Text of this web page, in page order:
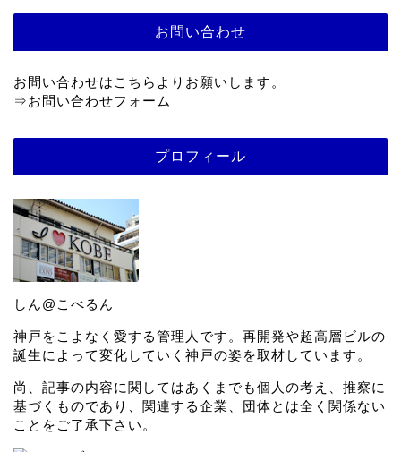
お問い合わせ
お問い合わせはこちらよりお願いします。
⇒お問い合わせフォーム
プロフィール
しん@こべるん
神戸をこよなく愛する管理人です。再開発や超高層ビルの
誕生によって変化していく神戸の姿を取材しています。
尚、記事の内容に関してはあくまでも個人の考え、推察に
基づくものであり、関連する企業、団体とは全く関係ない
ことをご了承下さい。